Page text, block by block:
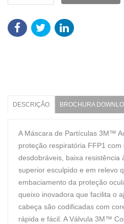
DESCRIÇÃO BROCHURA
A Máscara de Partículas 3M™
proteção respiratória FFP1
desdobráveis, baixa resistência
superior esculpido e em relevo
embaciamento da proteção
queixo inovadora que facilita o
cabeça são codificadas com
rápida e fácil. A Válvula 3M™